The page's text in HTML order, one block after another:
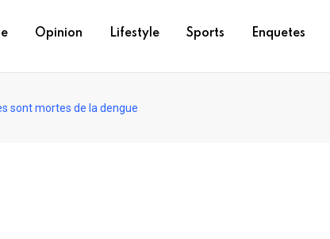
Opinion Lifestyle Sports Enquetes
sont mortes de la dengue